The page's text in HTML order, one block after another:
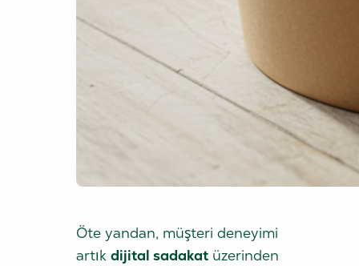
Öte yandan, müşteri deneyimi
artık dijital sadakatüzerinden